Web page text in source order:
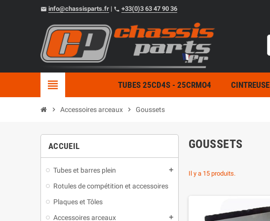
email info@chassisparts.fr | phone +33(0)3 63 47 90 36
view_headline TUBES 25CD4S - 25CRMO4 CINTREUSE
chevron_right Accessoires arceaux chevron_right Goussets
ACCUEIL
Tubes et barres plein add
Rotules de compétition et accessoires
Plaques et Tôles
Accessoires arceaux
add
GOUSSETS
Il y a 15 produits.